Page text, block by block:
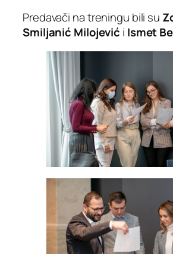
Predavači na treningu bili su
Smiljanić Milojević i Ismet